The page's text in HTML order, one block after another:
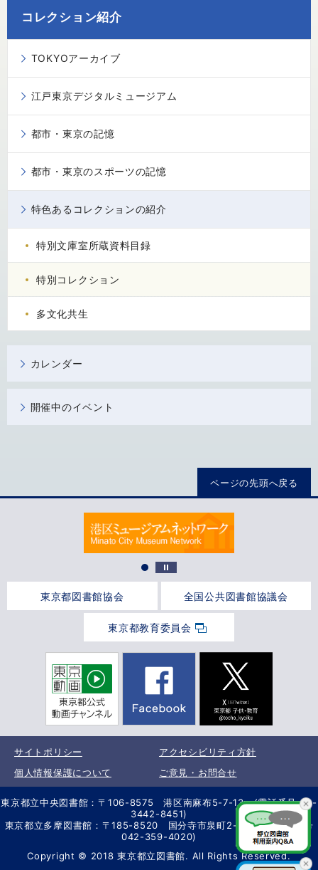
コレクション紹介
TOKYOアーカイブ
江戸東京デジタルミュージアム
都市・東京の記憶
都市・東京のスポーツの記憶
特色あるコレクションの紹介
特別文庫室所蔵資料目録
特別コレクション
多文化共生
カレンダー
開催中のイベント
ページの先頭へ戻る
東京都図書館協会 全国公共図書館協議会
東京都教育委員会
サイトポリシー
アクセシビリティ方針
個人情報保護について
ご意見・お問合せ
東京都立中央図書館：〒106-8575 港区南麻布5-7-13 (電話番号 03-
3442-8451)
東京都立多摩図書館：〒185-8520 国分寺市泉町2-2-26 (電話番号
042-359-4020)
Copyright © 2018 東京都立図書館. All Rights Reserved.